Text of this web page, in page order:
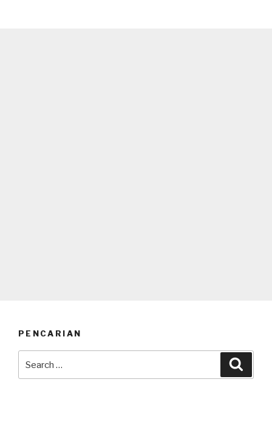
PENCARIAN